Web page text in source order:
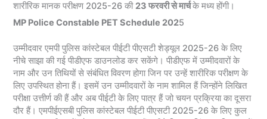
शारीरिक मानक परीक्षण 2025-26 की 23 फरवरी से मार्चके मध्य होंगी।
MP Police Constable PET Schedule 2025
उम्मीदवार एमपी पुलिस कांस्टेबल पीईटी पीएसटी शेड्यूल 2025-26 के लिए
नीचे साझा की गई पीडीएफ डाउनलोड कर सकेंगे। पीडीएफ में उम्मीदवारों के
नाम और उन तिथियों से संबंधित विवरण होगा जिन पर उन्हें शारीरिक परीक्षण के
लिए उपस्थित होना हैं। इसमें उन उम्मीदवारों के नाम शामिल हैं जिन्होंने लिखित
परीक्षा उत्तीर्ण की हैं और अब पीईटी के लिए पात्र हैं जो चयन प्रक्रिया का दूसरा
दौर हैं। एमपीईएसबी पुलिस कांस्टेबल पीईटी पीएसटी 2025-26 के लिए कुल